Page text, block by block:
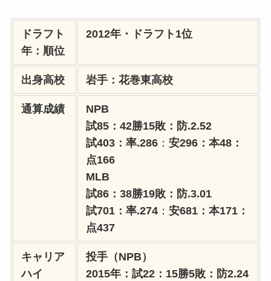
ドラフト
年：順位
2012年・ドラフト1位
出身高校 岩手：花巻東高校
通算成績
NPB
試85：42勝15敗：防.2.52
試403：率.286 ：安296：本48：
点166
MLB
試86：38勝19敗：防.3.01
試701：率.274 ：安681：本171：
点437
キャリア
ハイ
投手（NPB）
2015年：試22：15勝5敗：防2.24